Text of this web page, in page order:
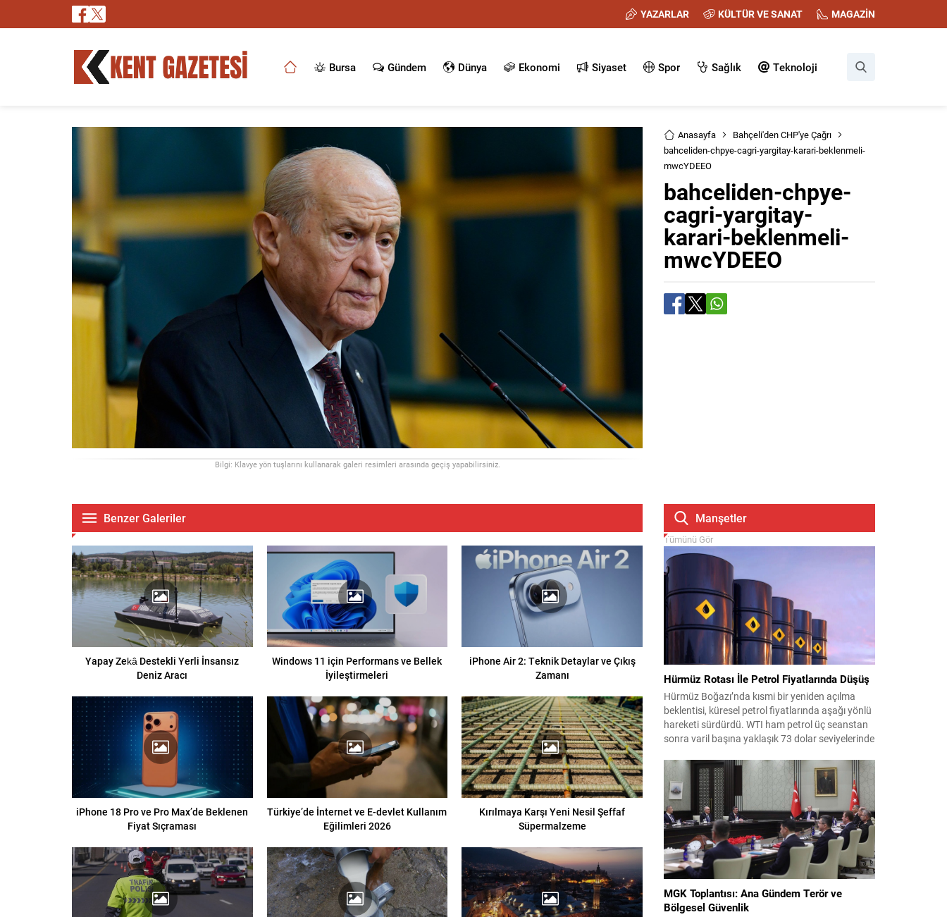
YAZARLAR KÜLTÜR VE SANAT MAGAZİN
Bursa Gündem Dünya Ekonomi Siyaset Spor Sağlık Teknoloji
Bilgi: Klavye yön tuşlarını kullanarak galeri resimleri arasında geçiş yapabilirsiniz.
Anasayfa
Bahçeli'den CHP'ye Çağrı
bahceliden-chpye-cagri-yargitay-karari-beklenmeli-
mwcYDEEO
bahceliden-chpye-
cagri-yargitay-
karari-beklenmeli-
mwcYDEEO
Benzer Galeriler
Yapay Zekâ Destekli Yerli İnsansız
Deniz Aracı
Windows 11 için Performans ve Bellek
İyileştirmeleri
iPhone Air 2: Teknik Detaylar ve Çıkış
Zamanı
iPhone 18 Pro ve Pro Max’de Beklenen
Fiyat Sıçraması
Türkiye’de İnternet ve E-devlet Kullanım
Eğilimleri 2026
Kırılmaya Karşı Yeni Nesil Şeffaf
Süpermalzeme
Manşetler
Tümünü Gör
Hürmüz Rotası İle Petrol Fiyatlarında Düşüş
Hürmüz Boğazı’nda kısmi bir yeniden açılma
beklentisi, küresel petrol fiyatlarında aşağı yönlü
hareketi sürdürdü. WTI ham petrol üç seanstan
sonra varil başına yaklaşık 73 dolar seviyelerinde
Brent petrol ise yaklaşık 78 dolar civarındaydı.
İran ile Umman arasında varılan ve Hürmüz
üzerinden alternatif bir nakliye...
MGK Toplantısı: Ana Gündem Terör ve
Bölgesel Güvenlik